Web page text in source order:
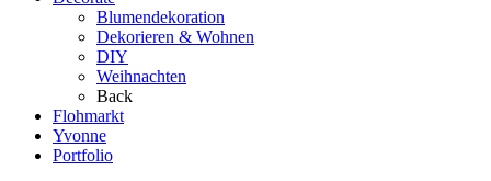
Blumendekoration
Dekorieren & Wohnen
DIY
Weihnachten
Back
Flohmarkt
Yvonne
Portfolio